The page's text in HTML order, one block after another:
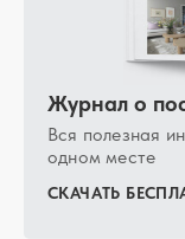
Журнал о
Вся полезная
одном месте
СКАЧАТЬ